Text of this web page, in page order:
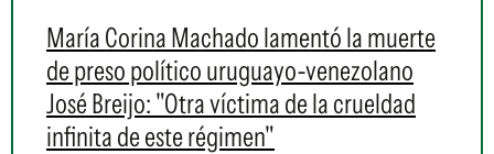
María Corina Machado lamentó la muerte
de preso político uruguayo-venezolano
José Breijo: "Otra víctima de la crueldad
infinita de este régimen"